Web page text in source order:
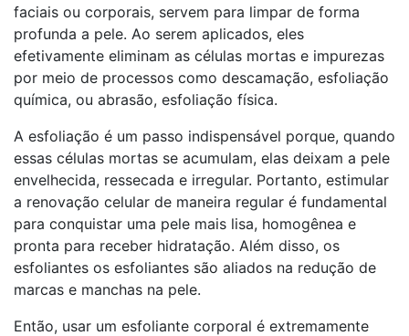
faciais ou corporais, servem para limpar de forma
profunda a pele. Ao serem aplicados, eles
efetivamente eliminam as células mortas e impurezas
por meio de processos como descamação, esfoliação
química, ou abrasão, esfoliação física.
A esfoliação é um passo indispensável porque, quando
essas células mortas se acumulam, elas deixam a pele
envelhecida, ressecada e irregular. Portanto, estimular
a renovação celular de maneira regular é fundamental
para conquistar uma pele mais lisa, homogênea e
pronta para receber hidratação. Além disso, os
esfoliantes os esfoliantes são aliados na redução de
marcas e manchas na pele.
Então, usar um esfoliante corporal é extremamente